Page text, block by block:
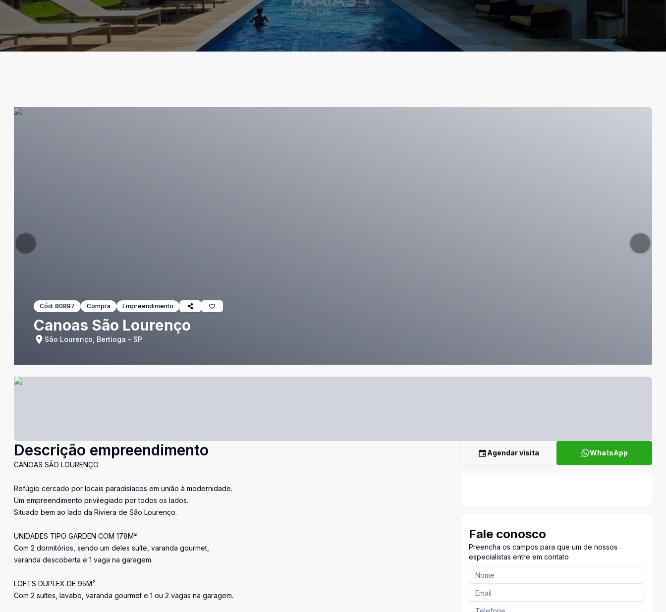
Cód: 80897 Compra Empreendimento
Canoas São Lourenço
São Lourenço, Bertioga - SP
Descrição empreendimento
CANOAS SÃO LOURENÇO
Refúgio cercado por locais paradisíacos em união à modernidade.
Um empreendimento privilegiado por todos os lados.
Situado bem ao lado da Riviera de São Lourenço.
UNIDADES TIPO GARDEN COM 178M²
Com 2 dormitórios, sendo um deles suíte, varanda gourmet,
varanda descoberta e 1 vaga na garagem.
LOFTS DUPLEX DE 95M²
Com 2 suítes, lavabo, varanda gourmet e 1 ou 2 vagas na garagem.
Agendar visita WhatsApp
Fale conosco
Preencha os campos para que um de nossos
especialistas entre em contato